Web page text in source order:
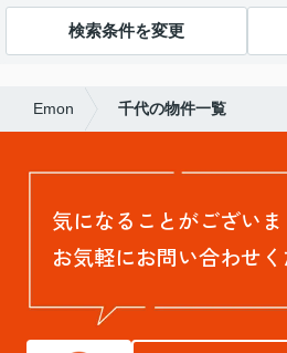
検索条件を変更
Emon 千代の物件一覧
気になることがございま
お気軽にお問い合わせ